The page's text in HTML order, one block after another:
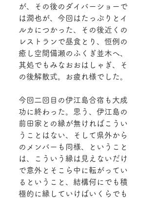
が、その後のダイバーショーで
は潤也が、今回はたっぷりとイ
ルカにつかった、その後近くの
レストランで昼食とり、恒例の
癒し空間備瀬のふくぎ並木へ、
其処でもみなおおはしゃぎ、そ
の後解散式。お疲れ様でした。
今回二回目の伊江島合宿も大成
功に終わった。思う、伊江島の
前田家との縁が無ければこうい
うことはない、そして県外から
のメンバーも同様、ということ
は、こういう縁は見えないだけ
で意外とそこら中に転がってい
るということ、結構何にでも積
極的に縁していけばいくらでも